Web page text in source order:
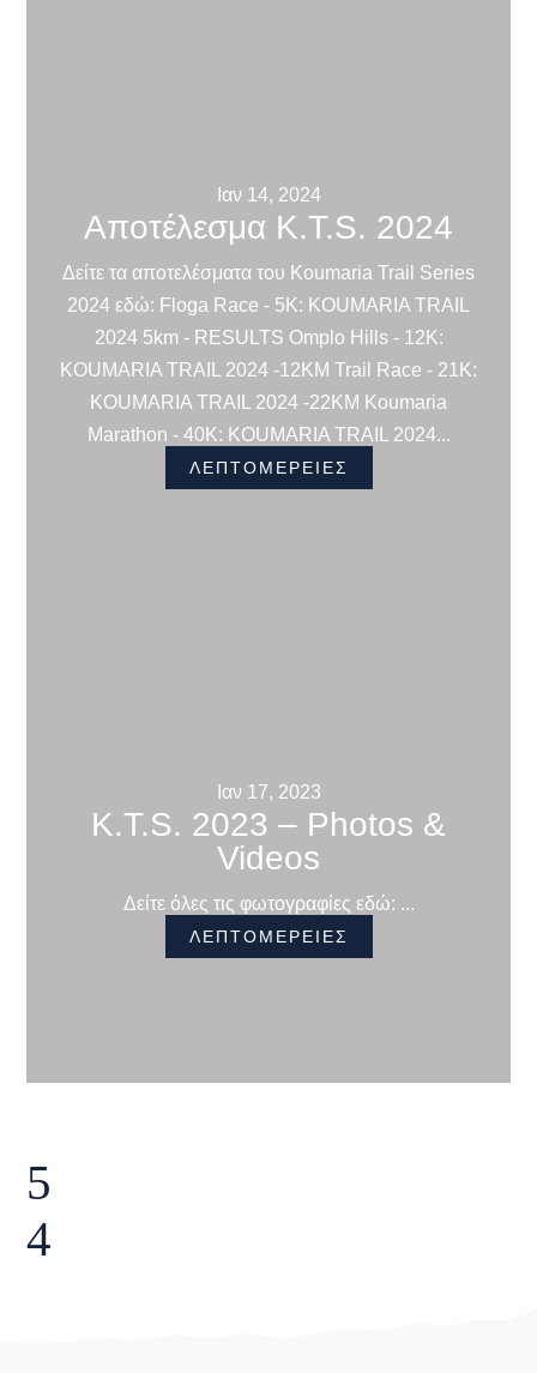
Ιαν 14, 2024
Αποτέλεσμα K.T.S. 2024
Δείτε τα αποτελέσματα του Koumaria Trail Series
2024 εδώ: Floga Race - 5K: KOUMARIA TRAIL
2024 5km - RESULTS Omplo Hills - 12K:
KOUMARIA TRAIL 2024 -12KM Trail Race - 21K:
KOUMARIA TRAIL 2024 -22KM Koumaria
Marathon - 40K: KOUMARIA TRAIL 2024...
ΛΕΠΤΟΜΕΡΕΙΕΣ
Ιαν 17, 2023
K.T.S. 2023 – Photos &
Videos
Δείτε όλες τις φωτογραφίες εδώ: ...
ΛΕΠΤΟΜΕΡΕΙΕΣ